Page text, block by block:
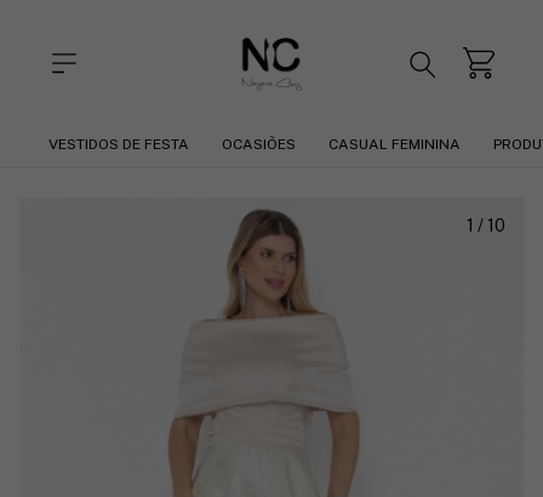
VESTIDOS DE FESTA OCASIÕES CASUAL FEMININA
1 / 10